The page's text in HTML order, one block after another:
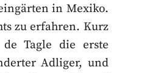
in Mexiko.
zu erfahren. Kurz
Tagle die erste
Adliger, und